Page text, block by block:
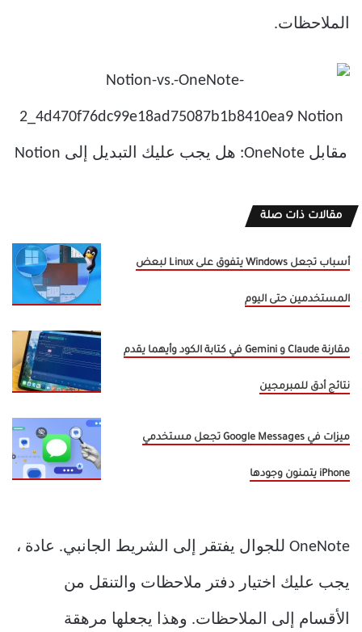
الملاحظات.
مقالات ذات صلة
أسباب تجعل Windows يتفوق على Linux لبعض
المستخدمين حتى اليوم
مقارنة Claude و Gemini في كتابة الكود وأيهما يقدم
نتائج أدق للمبرمجين
ميزات في Google Messages تجعل مستخدمي
iPhone يتمنون وجودها
OneNote للجوال يفتقر إلى الشريط الجانبي. عادة ،
يجب عليك اختيار دفتر ملاحظات والتنقل من
الأقسام إلى الملاحظات. وهذا يجعلها مرهقة